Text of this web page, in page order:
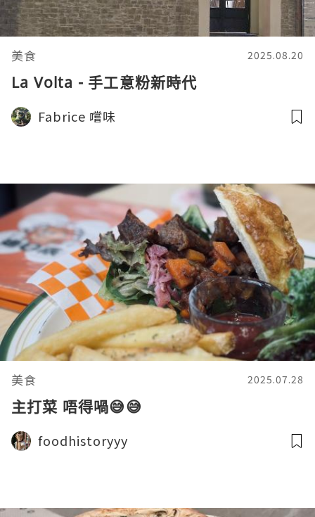
美食 2025.08.20
La Volta - 手工意粉新時代
Fabrice 嚐味
美食 2025.07.28
主打菜 唔得喎😅😅
foodhistoryyy